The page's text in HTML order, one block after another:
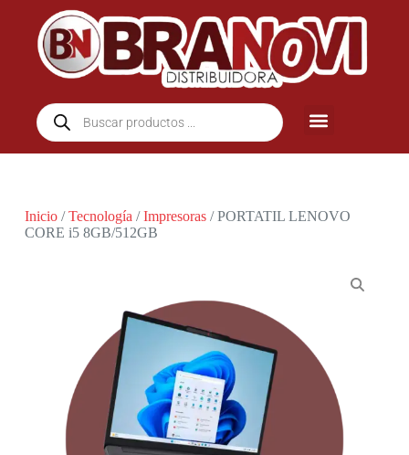
Inicio/Tecnología /Impresoras/ PORTATIL LENOVO
CORE i5 8GB/512GB